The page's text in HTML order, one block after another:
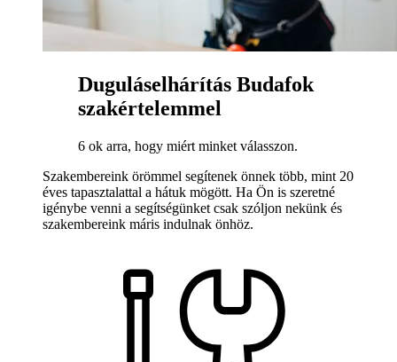
Duguláselhárítás Budafok
szakértelemmel
6 ok arra, hogy miért minket válasszon.
Szakembereink örömmel segítenek önnek több, mint 20
éves tapasztalattal a hátuk mögött. Ha Ön is szeretné
igénybe venni a segítségünket csak szóljon nekünk és
szakembereink máris indulnak önhöz.